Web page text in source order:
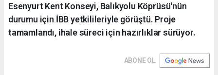
Esenyurt Kent Konseyi, Balıkyolu Köprüsü'nün
durumu için İBB yetkilileriyle görüştü. Proje
tamamlandı, ihale süreci için hazırlıklar sürüyor.
ABONE OL